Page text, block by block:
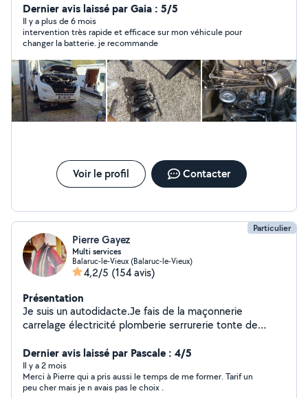
Distribution Échappement Liaison au sol Batterie
Adresse : 8 rue des Lauriers 34110 Mireval N'hésitez pas
à m'appeler a bientôt.
Dernier avis laissé par Gaia : 5/5
Il y a plus de 6 mois
intervention très rapide et efficace sur mon véhicule pour
changer la batterie. je recommande
Voir le profil Contacter
Particulier
Pierre Gayez
Multi services
Balaruc-le-Vieux (Balaruc-le-Vieux)
4,2/5 (154 avis)
Présentation
Je suis un autodidacte.Je fais de la maçonnerie
carrelage électricité plomberie serrurerie tonte de
haies avec transport des déchets. Nettoyage terrasse
piscine murs allées salon de jardin tout ce qui nécessite
un décapage débouchage canalisation avec nettoyeur
haute pression de 180 bars de marque KARCHER
Dernier avis laissé par Pascale : 4/5
Il y a 2 mois
Merci à Pierre qui a pris aussi le temps de me former. Tarif un
peu cher mais je n avais pas le choix .